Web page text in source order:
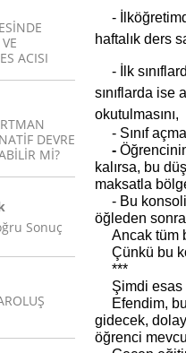
ACISI
DEVRE
Mİ?
Sonuç
-
haftalık ders
- İlk
sınıflarda ise
okutulmasını,
- Sınıf
-
kalırsa, bu
maksatla
- Bu
öğleden
Ancak tüm
Çünkü bu
***
Şimdi
Efendim,
gidecek,
öğrenci